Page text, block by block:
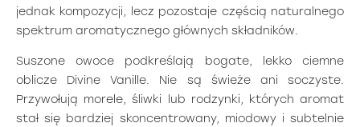
jednak kompozycji, lecz pozostaje częścią naturalnego
spektrum aromatycznego głównych składników.
Suszone owoce podkreślają bogate, lekko ciemne
oblicze Divine Vanille. Nie są świeże ani soczyste.
Przywołują morele, śliwki lub rodzynki, których aromat
stał się bardziej skoncentrowany, miodowy i subtelnie